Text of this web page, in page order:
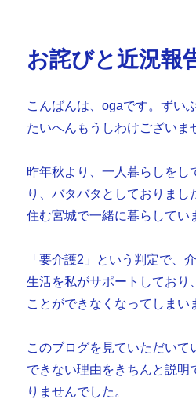
お詫びと近況報
こんばんは、ogaです。ずい
たいへんもうしわけございま
昨年秋より、一人暮らしをし
り、バタバタとしておりま
住む宮城で一緒に暮らしてい
「要介護2」という判定で、
生活を私がサポートしており
ことができなくなってしまい
このブログを見ていただいて
できない理由をきちんと説明
りませんでした。